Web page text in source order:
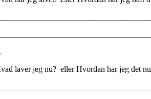
laver jeg nu? eller Hvordan har jeg det